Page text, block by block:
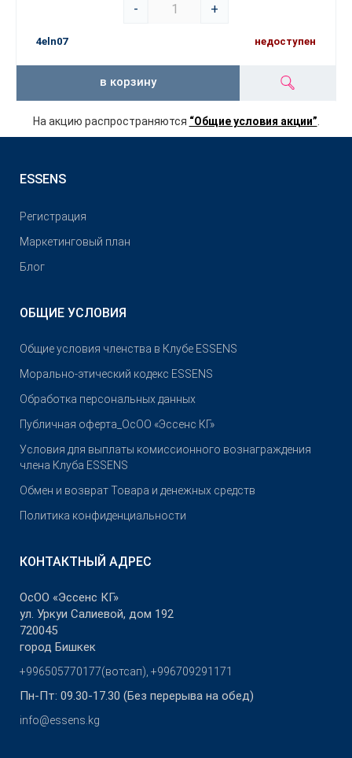
-
+
4eln07 недоступен
в корзину
На акцию распространяются “Общие условия акции”.
ESSENS
Pегистрация
Маркетинговый план
Блог
ОБЩИЕ УСЛОВИЯ
Общие условия членства в Клубе ESSENS
Морально-этический кодекс ESSENS
Обработка персональных данных
Публичная оферта_ОсОО «Эссенс КГ»
Условия для выплаты комиссионного вознаграждения
члена Клуба ESSENS
Обмен и возврат Товара и денежных средств
Политика конфиденциальности
КОНТАКТНЫЙ АДРЕС
ОсОО «Эссенс КГ»
ул. Уркуи Салиевой, дом 192
720045
город Бишкек
+996505770177(вотсап), +996709291171
Пн-Пт: 09.30-17.30 (Без перерыва на обед)
info@essens.kg